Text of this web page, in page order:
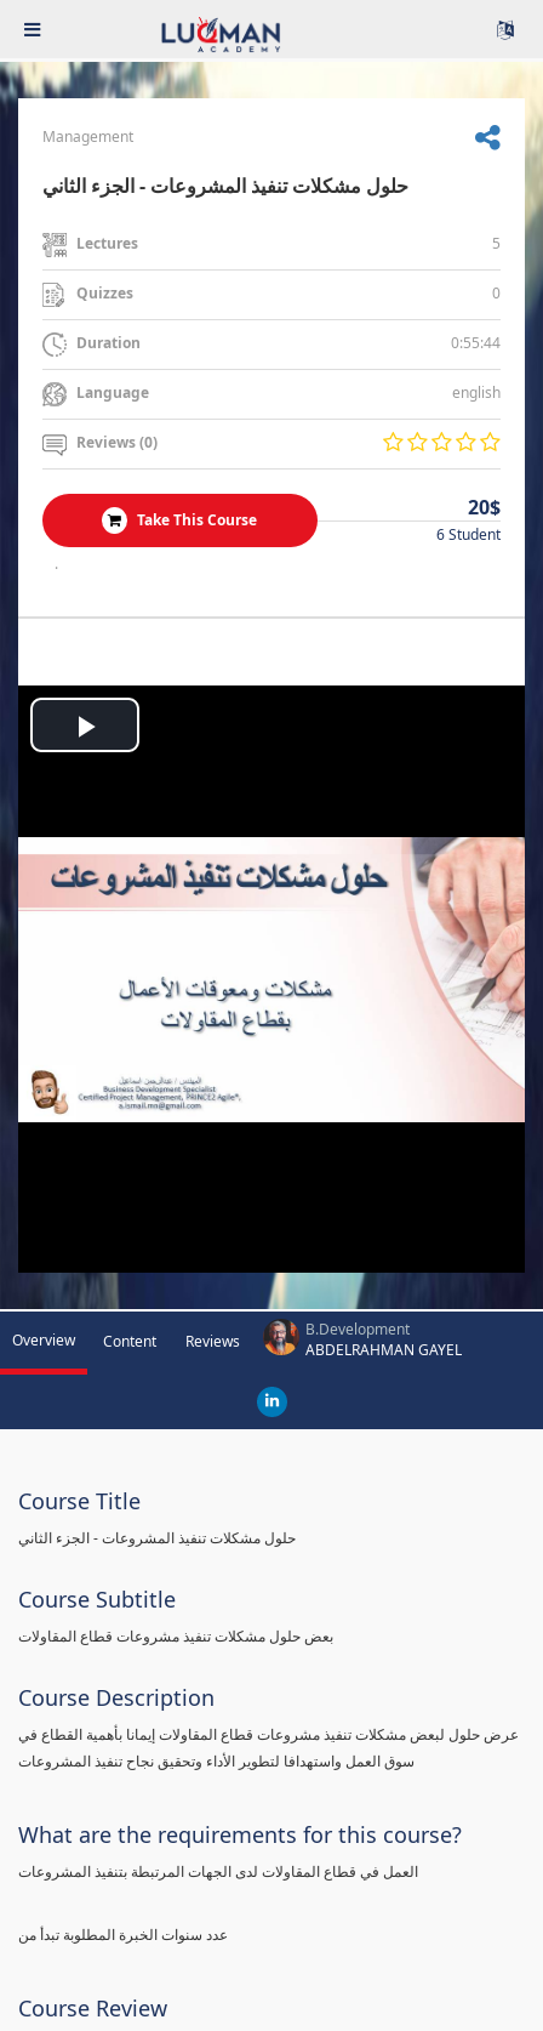
Management
حلول مشكلات تنفيذ المشروعات - الجزء الثاني
Lectures 5
Quizzes 0
Duration 0:55:44
Language english
Reviews (0)
Take This Course 20$
6 Student
.
Play
Overview Content Reviews
B.Development
ABDELRAHMAN GAYEL
Course Title
حلول مشكلات تنفيذ المشروعات - الجزء الثاني
Course Subtitle
بعض حلول مشكلات تنفيذ مشروعات قطاع المقاولات
Course Description
عرض حلول لبعض مشكلات تنفيذ مشروعات قطاع المقاولات إيمانا بأهمية القطاع في
سوق العمل واستهدافا لتطوير الأداء وتحقيق نجاح تنفيذ المشروعات
What are the requirements for this course?
عدد سنوات الخبرة المطلوبة تبدأ من
Course Review